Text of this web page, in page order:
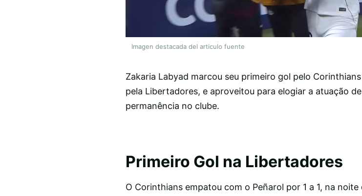
Imagen destacada del articulo fuente
Zakaria Labyad marcou seu primeiro gol pelo
pela Libertadores, e aproveitou para elogiar a atuação
permanência no clube.
Primeiro Gol na Libertadores
O Corinthians empatou com o Peñarol por 1 a 1, na